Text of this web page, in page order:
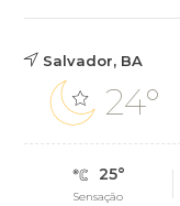
Salvador, BA
24°
25°
Sensação